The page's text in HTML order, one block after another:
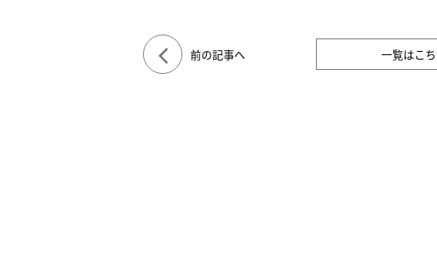
前の記事へ 一覧はこ